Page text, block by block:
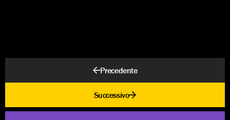
Precedente
Successivo